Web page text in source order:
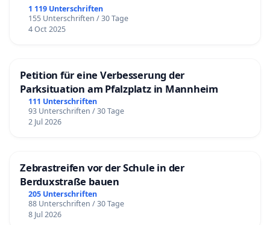
1 119 Unterschriften
155 Unterschriften / 30 Tage
4 Oct 2025
Petition für eine Verbesserung der
Parksituation am Pfalzplatz in Mannheim
111 Unterschriften
93 Unterschriften / 30 Tage
2 Jul 2026
Zebrastreifen vor der Schule in der
Berduxstraße bauen
205 Unterschriften
88 Unterschriften / 30 Tage
8 Jul 2026